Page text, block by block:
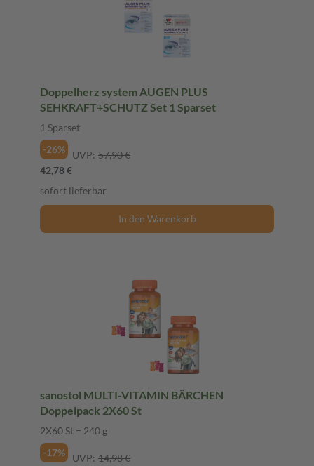
Doppelherz system AUGEN PLUS
SEHKRAFT+SCHUTZ Set 1 Sparset
1 Sparset
-26%
UVP: 57,90 €
42,78 €
sofort lieferbar
In den Warenkorb
sanostol MULTI-VITAMIN BÄRCHEN
Doppelpack 2X60 St
2X60 St = 240 g
-17%
UVP: 14,98 €